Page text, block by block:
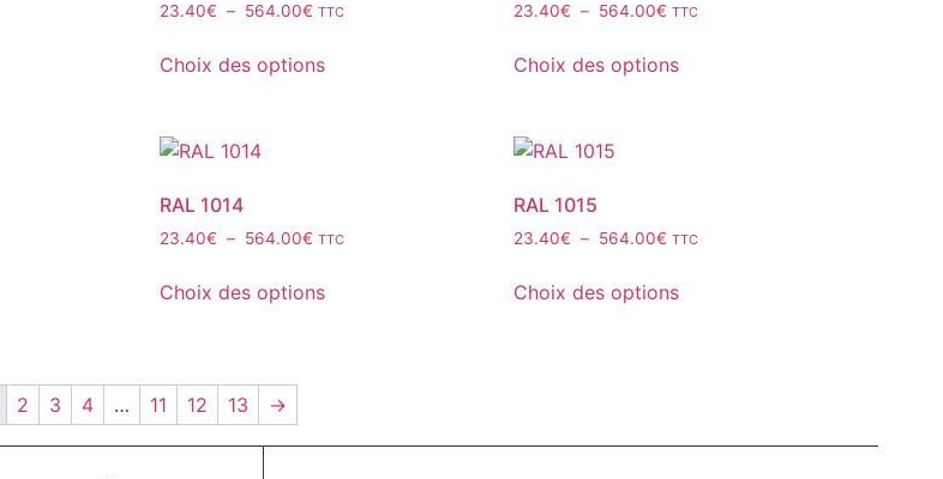
23.40€ – 564.00€ TTC
Choix des options
23.40€ – 564.00€ TTC
Choix des options
RAL 1014
23.40€ – 564.00€ TTC
Choix des options
RAL 1015
23.40€ – 564.00€ TTC
Choix des options
2 3 4 … 11 12 13 →